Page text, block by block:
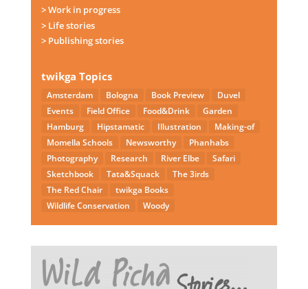
> Work in progress
> Life stories
> Publishing stories
twikga Topics
Amsterdam Bologna Book Preview
Duvel
Events
Field Office Food&Drink
Garden
Hamburg
Hipstamatic Illustration
Making-of
Momella Schools
Newsworthy
Phanhabs
Photography
Research River Elbe
Safari
Sketchbook
Tata&Squack
The 3irds
The Red Chair
twikga Books
Wildlife Conservation
Woody